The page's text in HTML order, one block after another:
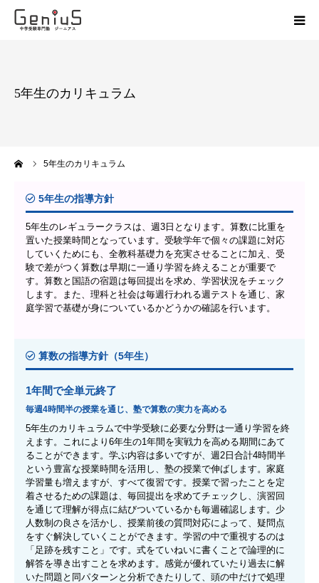
5年生のカリキュラム
5年生のカリキュラム
5年生の指導方針
5年生のレギュラークラスは、週3日となります。算数に比重を
置いた授業時間となっています。受験学年で個々の課題に対応
していくためにも、全教科基礎力を充実させることに加え、受
験で差がつく算数は早期に一通り学習を終えることが重要で
す。算数と国語の宿題は毎回提出を求め、学習状況をチェック
します。また、理科と社会は毎週行われる週テストを通じ、家
庭学習で基礎が身についているかどうかの確認を行います。
算数の指導方針（5年生）
1年間で全単元終了
毎週4時間半の授業を通じ、塾で算数の実力を高める
5年生のカリキュラムで中学受験に必要な分野は一通り学習を終
えます。これにより6年生の1年間を実戦力を高める期間にあて
ることができます。学ぶ内容は多いですが、週2日合計4時間半
という豊富な授業時間を活用し、塾の授業で伸ばします。家庭
学習量も増えますが、すべて復習です。授業で習ったことを定
着させるための課題は、毎回提出を求めてチェックし、演習回
を通じて理解が得点に結びついているかも毎週確認します。少
人数制の良さを活かし、授業前後の質問対応によって、疑問点
をすぐ解決していくことができます。学習の中で重視するのは
「足跡を残すこと」です。式をていねいに書くことで論理的に
解答を導き出すことを求めます。感覚が優れていたり過去に解
いた問題と同パターンと分析できたりして、頭の中だけで処理
志望校別特訓
動画
教材
お問い合わせ